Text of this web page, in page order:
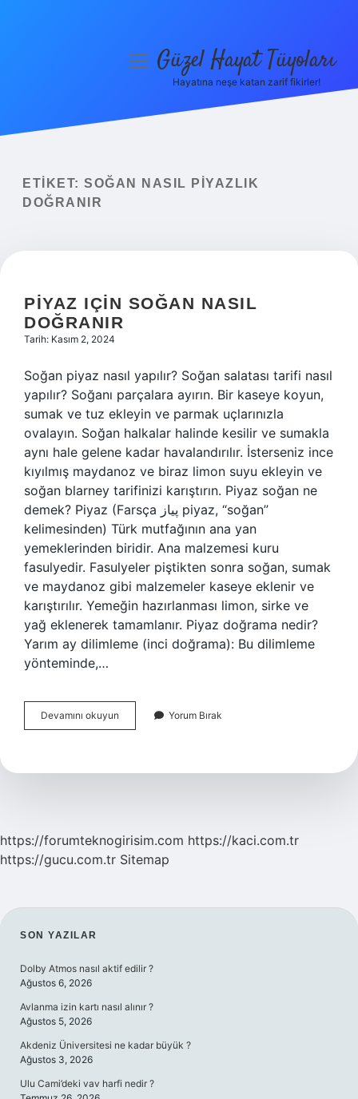
Yasal Uyarı
menüyüGüzel Hayat Tüyoları
Hayatına neşe katan zarif fikirler!
ETIKET: SOĞAN NASIL PIYAZLIK
DOĞRANIR
PIYAZ IÇIN SOĞAN NASIL
DOĞRANIR
Tarih: Kasım 2, 2024
Soğan piyaz nasıl yapılır? Soğan salatası tarifi nasıl
yapılır? Soğanı parçalara ayırın. Bir kaseye koyun,
sumak ve tuz ekleyin ve parmak uçlarınızla
ovalayın. Soğan halkalar halinde kesilir ve sumakla
aynı hale gelene kadar havalandırılır. İsterseniz ince
kıyılmış maydanoz ve biraz limon suyu ekleyin ve
soğan blarney tarifinizi karıştırın. Piyaz soğan ne
demek? Piyaz (Farsça پیاز piyaz, “soğan”
kelimesinden) Türk mutfağının ana yan
yemeklerinden biridir. Ana malzemesi kuru
fasulyedir. Fasulyeler piştikten sonra soğan, sumak
ve maydanoz gibi malzemeler kaseye eklenir ve
karıştırılır. Yemeğin hazırlanması limon, sirke ve
yağ eklenerek tamamlanır. Piyaz doğrama nedir?
Yarım ay dilimleme (inci doğrama): Bu dilimleme
yönteminde,…
Devamını okuyun
Için
Doğranır
Yorum Bırak
https://forumteknogirisim.com https://kaci.com.tr
https://gucu.com.tr Sitemap
SIDEBAR
SON YAZILAR
Dolby Atmos nasıl aktif edilir ?
Ağustos 6, 2026
Avlanma izin kartı nasıl alınır ?
Ağustos 5, 2026
Akdeniz Üniversitesi ne kadar büyük ?
Ağustos 3, 2026
Ulu Cami’deki vav harfi nedir ?